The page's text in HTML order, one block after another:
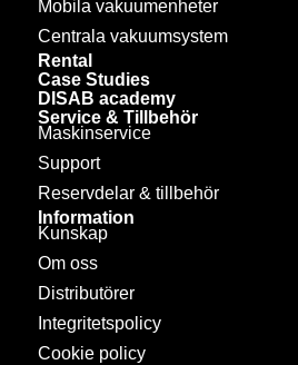
Mobila vakuumenheter
Centrala vakuumsystem
Rental
Case Studies
DISAB academy
Service & Tillbehör
Maskinservice
Support
Reservdelar & tillbehör
Information
Kunskap
Om oss
Distributörer
Integritetspolicy
Cookie policy